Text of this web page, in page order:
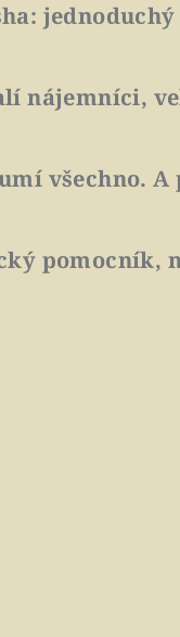
nájemníci,
všechno.
pomocník,